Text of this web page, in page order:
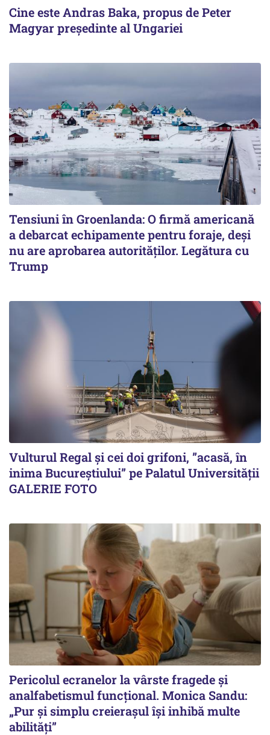
Cine este Andras Baka, propus de Peter
Magyar președinte al Ungariei
Tensiuni în Groenlanda: O firmă americană
a debarcat echipamente pentru foraje, deși
nu are aprobarea autorităților. Legătura cu
Trump
Vulturul Regal și cei doi grifoni, ”acasă, în
inima Bucureștiului” pe Palatul Universității
GALERIE FOTO
Pericolul ecranelor la vârste fragede și
analfabetismul funcțional. Monica Sandu:
„Pur și simplu creierașul își inhibă multe
abilități”